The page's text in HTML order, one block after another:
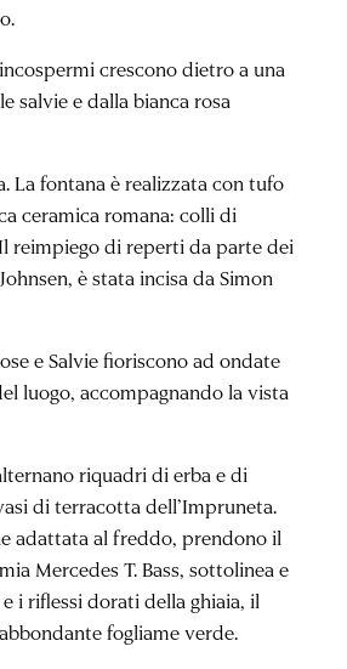
crescono dietro a una
salvie e dalla bianca rosa
La fontana è realizzata con tufo
ceramica romana: colli di
reimpiego di reperti da parte dei
è stata incisa da Simon
e Salvie fioriscono ad ondate
luogo, accompagnando la vista
riquadri di erba e di
di terracotta dell’Impruneta.
adattata al freddo, prendono il
Mercedes T. Bass, sottolinea e
i riflessi dorati della ghiaia, il
fogliame verde.